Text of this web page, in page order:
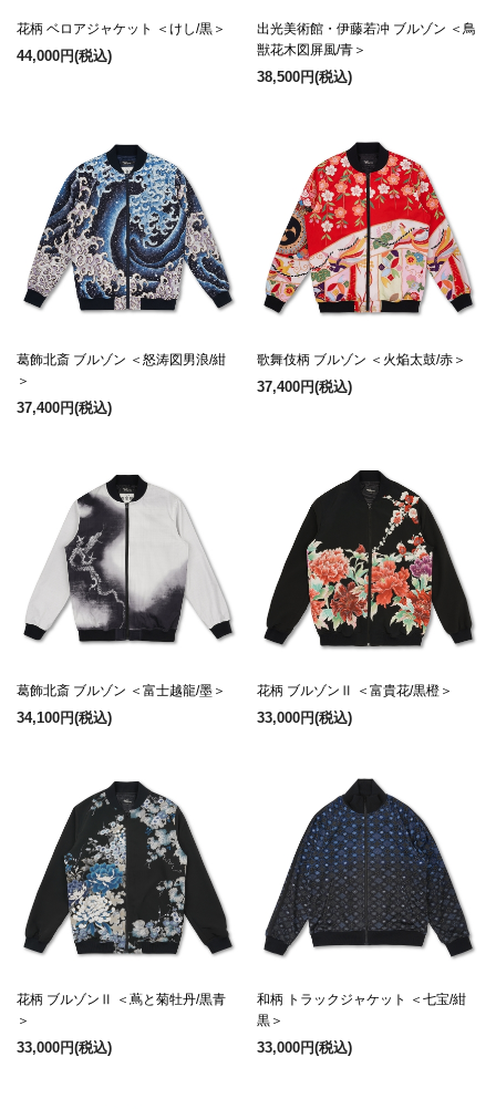
花柄 ベロアジャケット ＜けし/黒＞
44,000円(税込)
出光美術館・伊藤若冲 ブルゾン ＜鳥
獣花木図屏風/青＞
38,500円(税込)
葛飾北斎 ブルゾン ＜怒涛図男浪/紺
＞
37,400円(税込)
歌舞伎柄 ブルゾン ＜火焔太鼓/赤＞
37,400円(税込)
葛飾北斎 ブルゾン ＜富士越龍/墨＞
34,100円(税込)
花柄 ブルゾンⅡ ＜富貴花/黒橙＞
33,000円(税込)
花柄 ブルゾンⅡ ＜蔦と菊牡丹/黒青
＞
33,000円(税込)
和柄 トラックジャケット ＜七宝/紺
黒＞
33,000円(税込)